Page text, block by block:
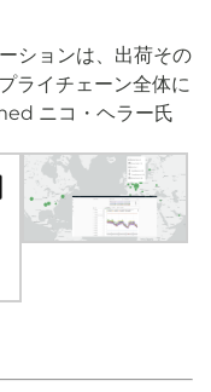
ションは、出荷その
ライチェーン全体に
ニコ・ヘラー氏